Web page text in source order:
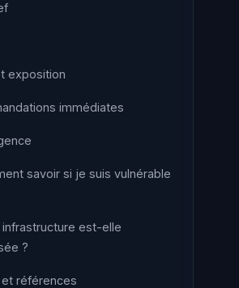
exposition
immédiates
savoir si je suis vulnérable
infrastructure est-elle
?
références